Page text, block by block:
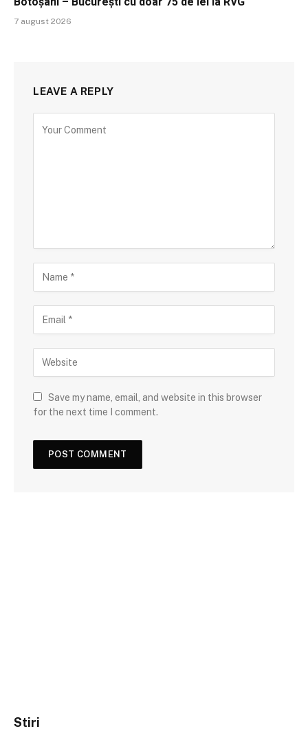
7 august 2026
LEAVE A REPLY
Save my name, email, and website in this browser
for the next time I comment.
Stiri